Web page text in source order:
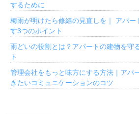
するために
梅雨が明けたら修繕の見直しを｜ アパー
す3つのポイント
雨どいの役割とは？アパートの建物を守
ト
管理会社をもっと味方にする方法｜アパ
きたいコミュニケーションのコツ